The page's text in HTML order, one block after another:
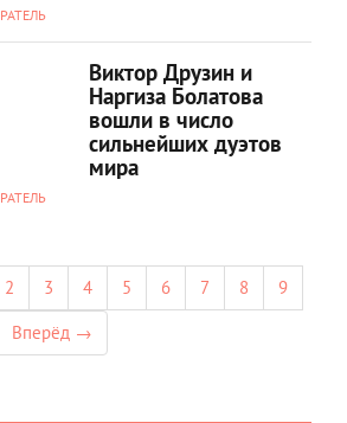
РАТЕЛЬ
Виктор Друзин и
Наргиза Болатова
вошли в число
сильнейших дуэтов
мира
РАТЕЛЬ
2 3 4 5 6 7 8
9
Вперёд →